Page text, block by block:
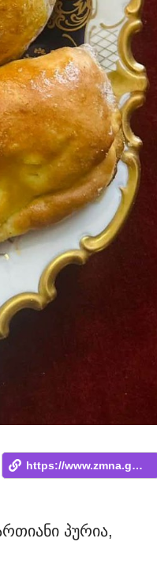
https://www.zmna.ge/news/kali-romelits-t...
პურია,